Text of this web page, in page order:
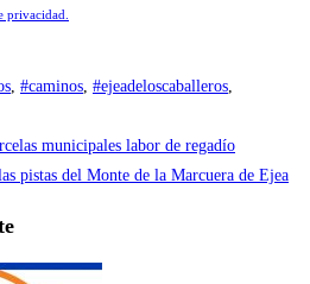
privacidad.
#caminos #ejeadeloscaballeros
municipales labor de regadío
pistas del Monte de la Marcuera de Ejea